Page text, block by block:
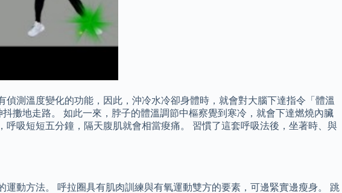
測溫度變化的功能，因此，沖冷水冷卻身體時，就會對大腦下達指令「體溫
擻地走路。 如此一來，脖子的體溫調節中樞察覺到寒冷，就會下達燃燒內臟
吸短短五分鐘，隔天腹肌就會相當痠痛。 習慣了這套呼吸法後，坐著時、與
動方法。 呼拉圈具有肌肉訓練與有氧運動雙方的要素，可邊緊實邊瘦身。 跳